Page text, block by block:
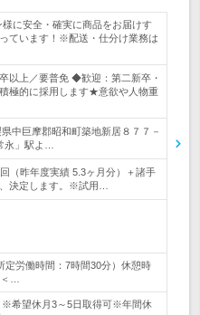
に安全・確実に商品をお届けす
ています！※配送・仕分け業務は
以上／要普免 ◆歓迎：第二新卒・
極的に採用します★意欲や人物重
中巨摩郡昭和町築地新居８７７－
永」駅よ…
（昨年度実績 5.3ヶ月分）＋諸手
決定します。※試用…
定労働時間：7時間30分）休憩時
…
※希望休月3～5日取得可※年間休